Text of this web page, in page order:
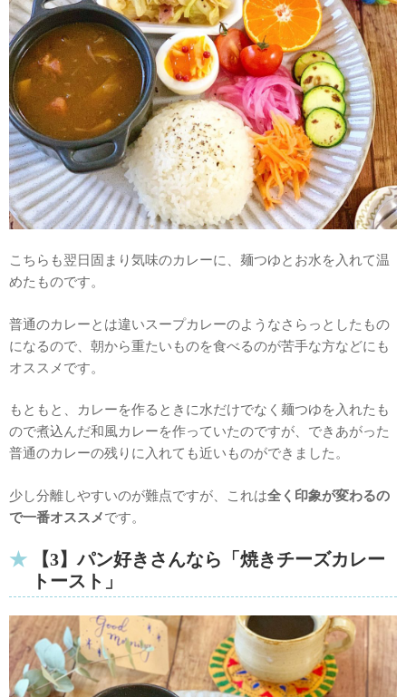
こちらも翌日固まり気味のカレーに、麺つゆとお水を入れて温
めたものです。
普通のカレーとは違いスープカレーのようなさらっとしたもの
になるので、朝から重たいものを食べるのが苦手な方などにも
オススメです。
もともと、カレーを作るときに水だけでなく麺つゆを入れたも
ので煮込んだ和風カレーを作っていたのですが、できあがった
普通のカレーの残りに入れても近いものができました。
少し分離しやすいのが難点ですが、これは全く印象が変わるの
で一番オススメです。
【3】パン好きさんなら「焼きチーズカレー
トースト」